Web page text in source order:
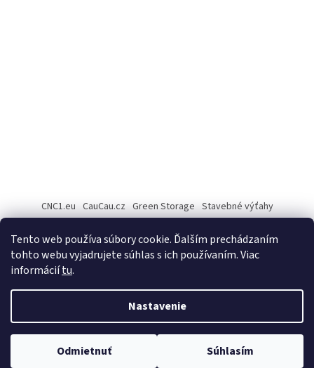
Tento web používa súbory cookie. Ďalším prechádzaním
tohto webu vyjadrujete súhlas s ich používaním. Viac
informáciítu.
Nastavenie
Odmietnuť Súhlasím
CNC1.eu CauCau.cz Green Storage Stavebné výťahy
Rezanie Fiber laserom
Copyright 2026Cau Cau.sk. Všetky práva vyhradené.Upraviť